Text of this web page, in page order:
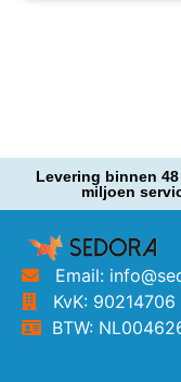
Levering binnen
miljoen
Email:
KvK: 90214706
BTW: